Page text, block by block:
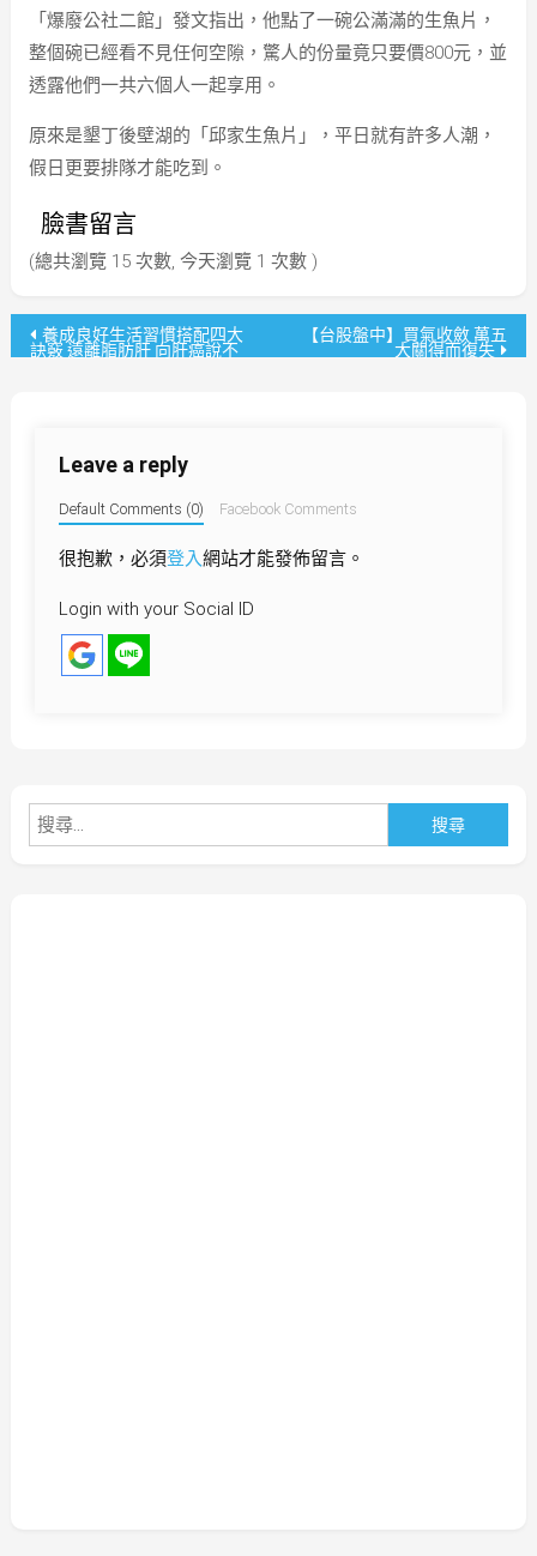
「爆廢公社二館」發文指出，他點了一碗公滿滿的生魚片，
整個碗已經看不見任何空隙，驚人的份量竟只要價800元，並
透露他們一共六個人一起享用。
原來是墾丁後壁湖的「邱家生魚片」，平日就有許多人潮，
假日更要排隊才能吃到。
臉書留言
(總共瀏覽 15 次數, 今天瀏覽 1 次數 )
文養成良好生活習慣搭配四大
訣竅 遠離脂肪肝 向肝癌說不
【台股盤中】買氣收斂 萬五
大關得而復失
Leave a reply
Default Comments (0) Facebook Comments
很抱歉，必須登入網站才能發佈留言。
Login with your Social ID
尋